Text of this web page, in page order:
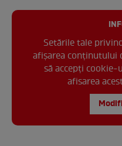
Setările tale
afișarea conținutului
să accepți
afisarea